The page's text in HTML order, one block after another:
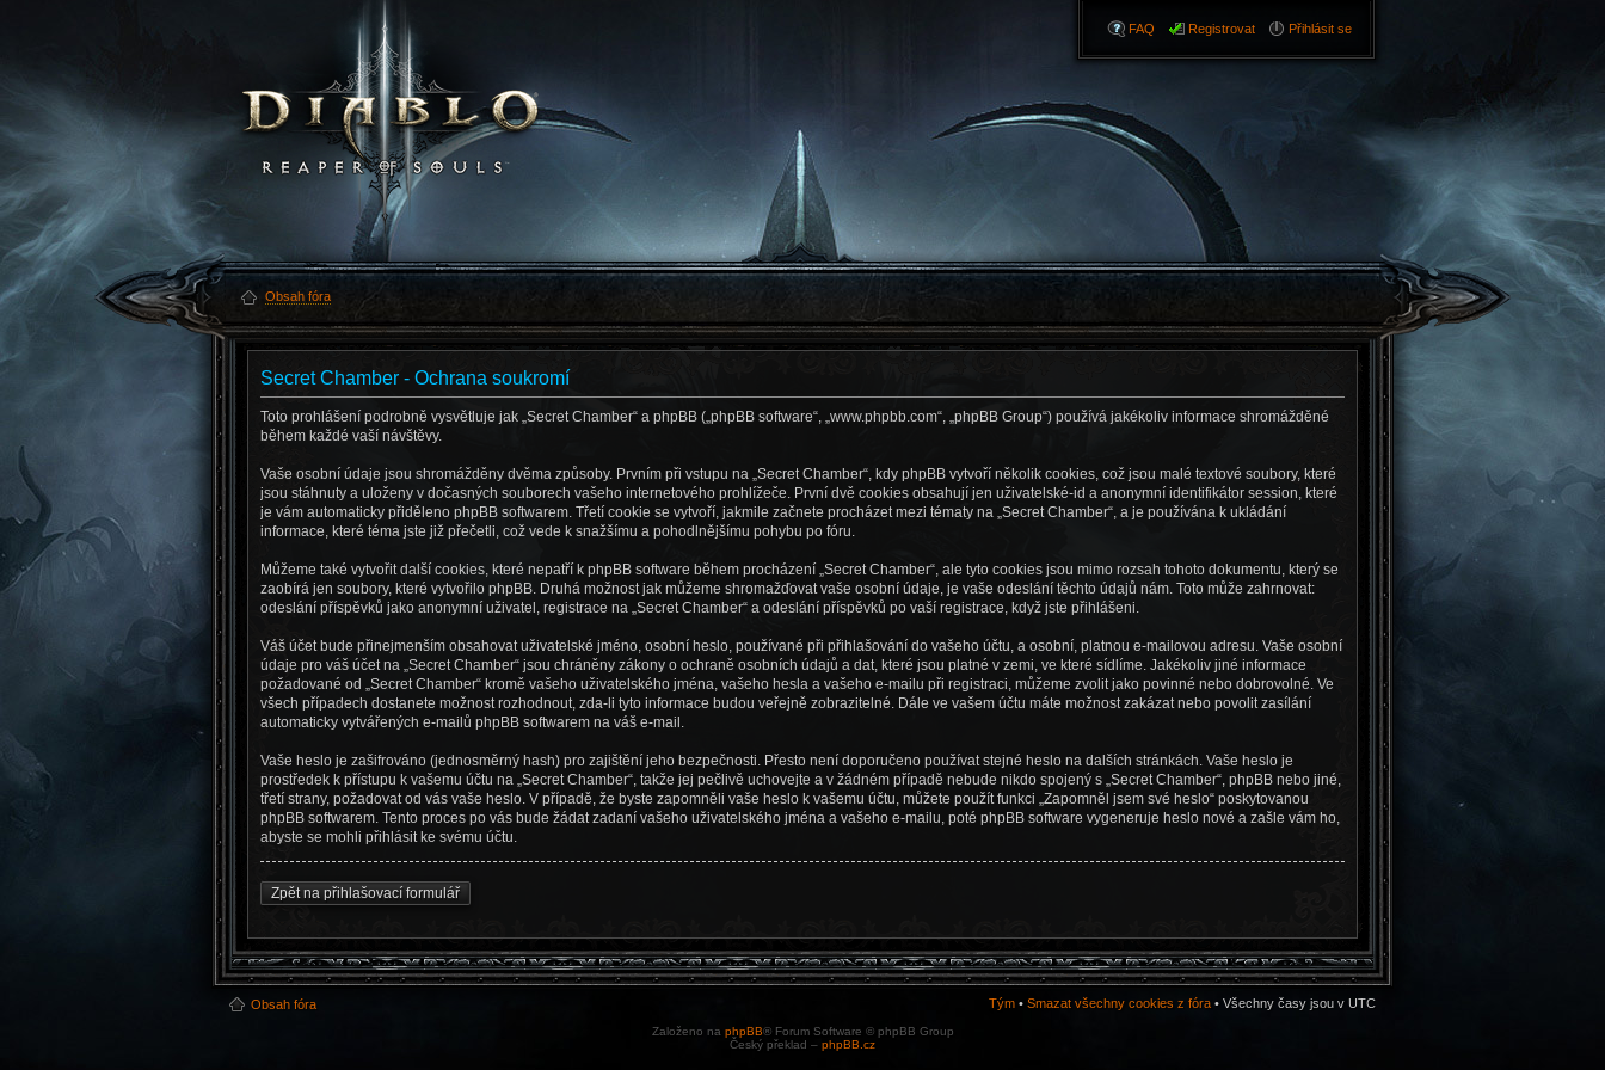
FAQ Registrovat Přihlásit se
Obsah fóra
Secret Chamber - Ochrana soukromí
Toto prohlášení podrobně vysvětluje jak „Secret Chamber“ a phpBB („phpBB software“, „www.phpbb.com“, „phpBB Group“) používá jakékoliv informace shromážděné
během každé vaší návštěvy.
Vaše osobní údaje jsou shromážděny dvěma způsoby. Prvním při vstupu na „Secret Chamber“, kdy phpBB vytvoří několik cookies, což jsou malé textové soubory, které
jsou stáhnuty a uloženy v dočasných souborech vašeho internetového prohlížeče. První dvě cookies obsahují jen uživatelské-id a anonymní identifikátor session, které
je vám automaticky přiděleno phpBB softwarem. Třetí cookie se vytvoří, jakmile začnete procházet mezi tématy na „Secret Chamber“, a je používána k ukládání
informace, které téma jste již přečetli, což vede k snažšímu a pohodlnějšímu pohybu po fóru.
Můžeme také vytvořit další cookies, které nepatří k phpBB software během procházení „Secret Chamber“, ale tyto cookies jsou mimo rozsah tohoto dokumentu, který se
zaobírá jen soubory, které vytvořilo phpBB. Druhá možnost jak můžeme shromažďovat vaše osobní údaje, je vaše odeslání těchto údajů nám. Toto může zahrnovat:
odeslání příspěvků jako anonymní uživatel, registrace na „Secret Chamber“ a odeslání příspěvků po vaší registrace, když jste přihlášeni.
Váš účet bude přinejmenším obsahovat uživatelské jméno, osobní heslo, používané při přihlašování do vašeho účtu, a osobní, platnou e-mailovou adresu. Vaše osobní
údaje pro váš účet na „Secret Chamber“ jsou chráněny zákony o ochraně osobních údajů a dat, které jsou platné v zemi, ve které sídlíme. Jakékoliv jiné informace
požadované od „Secret Chamber“ kromě vašeho uživatelského jména, vašeho hesla a vašeho e-mailu při registraci, můžeme zvolit jako povinné nebo dobrovolné. Ve
všech případech dostanete možnost rozhodnout, zda-li tyto informace budou veřejně zobrazitelné. Dále ve vašem účtu máte možnost zakázat nebo povolit zasílání
automaticky vytvářených e-mailů phpBB softwarem na váš e-mail.
Vaše heslo je zašifrováno (jednosměrný hash) pro zajištění jeho bezpečnosti. Přesto není doporučeno používat stejné heslo na dalších stránkách. Vaše heslo je
prostředek k přístupu k vašemu účtu na „Secret Chamber“, takže jej pečlivě uchovejte a v žádném případě nebude nikdo spojený s „Secret Chamber“, phpBB nebo jiné,
třetí strany, požadovat od vás vaše heslo. V případě, že byste zapomněli vaše heslo k vašemu účtu, můžete použít funkci „Zapomněl jsem své heslo“ poskytovanou
phpBB softwarem. Tento proces po vás bude žádat zadaní vašeho uživatelského jména a vašeho e-mailu, poté phpBB software vygeneruje heslo nové a zašle vám ho,
abyste se mohli přihlásit ke svému účtu.
Zpět na přihlašovací formulář
Obsah fóra Tým • Smazat všechny cookies z fóra • Všechny časy jsou v UTC
Založeno na phpBB® Forum Software © phpBB Group
Český překlad – phpBB.cz